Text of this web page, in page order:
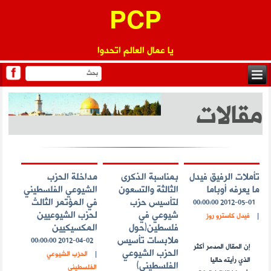
PCP
يا عمال العالم اتحدوا
مقالات
تأملات الرفيق فيدل
ما يعرفه أوباما
2012-05-01 00:00:00
|
فيدل كاسترو روز
إن المقال المدمر أكثر
الذي رأيته حاليا
بمناسبة الذكرى
الثالثة والتسعون
لتأسيس حزب
شيوعي في
فلسطين(حول
ملابسات تأسيس
الحزب الشيوعي
الفلسطيني)
مداخلة الحزب
الشيوعي الفلسطيني
في المؤتمر الثالث
لحزب الشيوعيين
المكسيكيين
2012-04-02 00:00:00
|
الحزب الشيوعي
الفلسطيني